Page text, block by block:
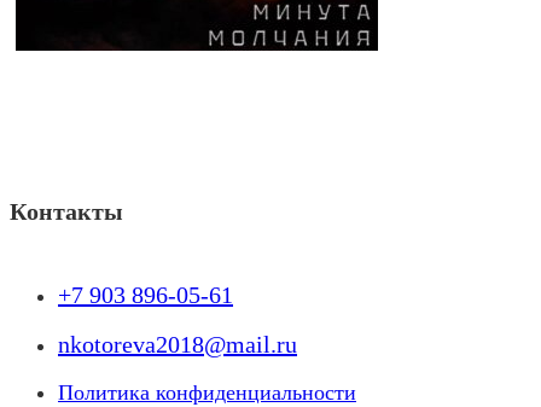
Контакты
+7 903 896-05-61
nkotoreva2018@mail.ru
Политика конфиденциальности